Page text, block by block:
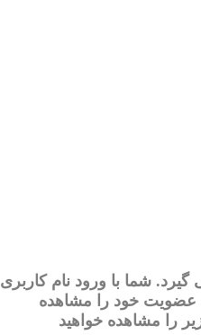
شما با ورود نام کاربری
عضویت خود را مشاهده
را مشاهده خواهید